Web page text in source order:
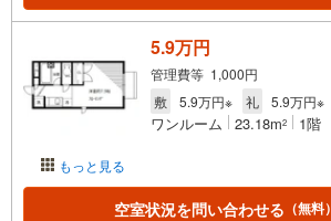
もっと見る
5.9万円
管理費等 1,000円
敷
5.9万円※ 礼 5.9万円※
ワンルーム 23.18m2 1階
空室状況を問い合わせる （無料）